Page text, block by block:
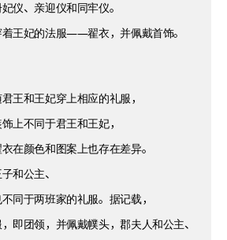
仪、亲迎仪和同牢仪。
王妃的法服——翟衣，并佩戴首饰。
王和王妃穿上相应的礼服，
上不同于君王和王妃，
在颜色和图案上也存在差异。
和公主、
同于两班家的礼服。据记载，
即团领，并佩戴幞头，郡夫人和公主、